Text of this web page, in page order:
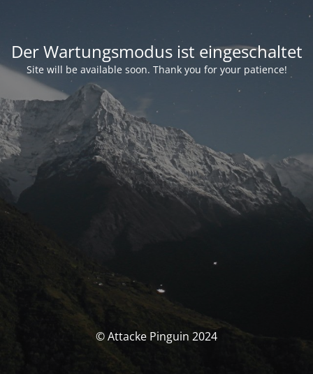
Der Wartungsmodus ist eingeschaltet
Site will be available soon. Thank you for your patience!
© Attacke Pinguin 2024